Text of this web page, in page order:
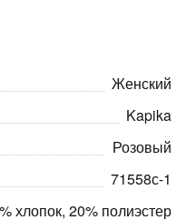
Женский
Kapika
Розовый
71558с-1
хлопок, 20% полиэстер